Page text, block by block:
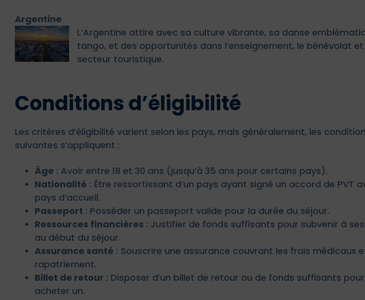
Argentine
L’Argentine attire avec sa culture vibrante, sa danse
tango, et des opportunités dans l’enseignement, le bénévolat et
secteur touristique.
Conditions d’éligibilité
Les critères d’éligibilité varient selon les pays, mais généralement, les
suivantes s’appliquent :
Âge : Avoir entre 18 et 30 ans (jusqu’à 35 ans pour certains pays).
Nationalité : Être ressortissant d’un pays ayant signé un accord de PVT
pays d’accueil.
Passeport : Posséder un passeport valide pour la durée du séjour.
Ressources financières : Justifier de fonds suffisants pour subvenir à
au début du séjour.
Assurance santé : Souscrire une assurance couvrant les frais médicaux
rapatriement.
Billet de retour : Disposer d’un billet de retour ou de fonds suffisants
acheter un.